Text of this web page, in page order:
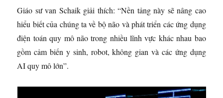
Giáo sư van Schaik giải thích: “Nền tảng này sẽ nâng cao
hiểu biết của chúng ta về bộ não và phát triển các ứng dụng
điện toán quy mô não trong nhiều lĩnh vực khác nhau bao
gồm cảm biến y sinh, robot, không gian và các ứng dụng
AI quy mô lớn”.